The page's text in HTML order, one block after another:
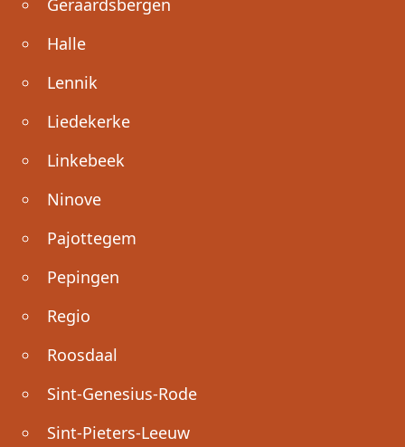
Geraardsbergen
Halle
Lennik
Liedekerke
Linkebeek
Ninove
Pajottegem
Pepingen
Regio
Roosdaal
Sint-Genesius-Rode
Sint-Pieters-Leeuw